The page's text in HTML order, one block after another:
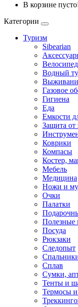
В корзине
Категории
Туризм
Sibearian
Водный
Газовое
Гигиена
Еда
Емкости
Защита от
Коврики
Компасы
Костер,
Мебель
Медицина
Ножи и
Очки
Палатки
Полезные
Посуда
Рюкзаки
Следопыт
Сплав
Сумки,
Тенты и
Термосы